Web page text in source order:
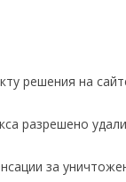
решения на
разрешено
за